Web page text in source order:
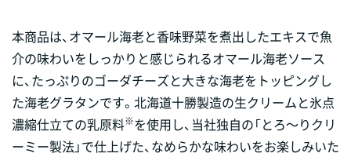
本商品は、オマール海老と香味野菜を煮出したエキスで魚
介の味わいをしっかりと感じられるオマール海老ソース
に、たっぷりのゴーダチーズと大きな海老をトッピングし
た海老グラタンです。北海道十勝製造の生クリームと氷点
濃縮仕立ての乳原料※を使用し、当社独自の「とろ～りクリ
ーミー製法」で仕上げた、なめらかな味わいをお楽しみいた